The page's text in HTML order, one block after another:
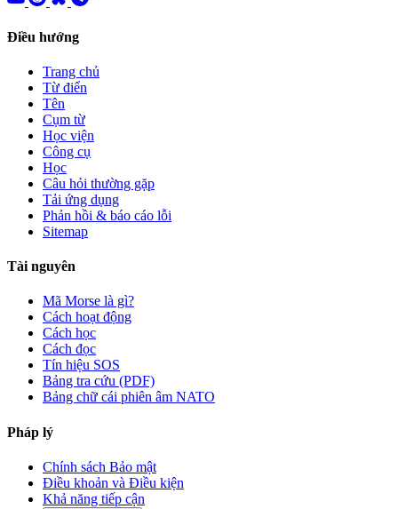
Điều hướng
Trang chủ
Từ điển
Tên
Cụm từ
Học viện
Công cụ
Học
Câu hỏi thường gặp
Tải ứng dụng
Phản hồi & báo cáo lỗi
Sitemap
Tài nguyên
Mã Morse là gì?
Cách hoạt động
Cách học
Cách đọc
Tín hiệu SOS
Bảng tra cứu (PDF)
Bảng chữ cái phiên âm NATO
Pháp lý
Chính sách Bảo mật
Điều khoản và Điều kiện
Khả năng tiếp cận